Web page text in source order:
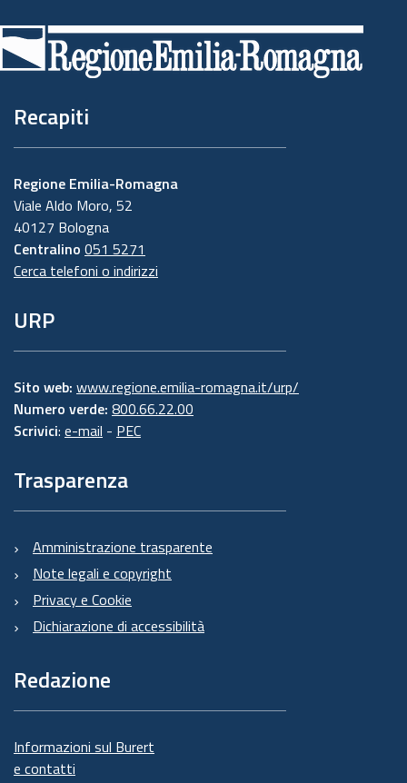
di
pagina
Recapiti
Regione Emilia-Romagna
Viale Aldo Moro, 52
40127 Bologna
Centralino 051 5271
Cerca telefoni o indirizzi
URP
Sito web: www.regione.emilia-romagna.it/urp/
Numero verde: 800.66.22.00
Scrivici: e-mail - PEC
Trasparenza
Amministrazione trasparente
Note legali e copyright
Privacy e Cookie
Dichiarazione di accessibilità
Redazione
Informazioni sul Burert
e contatti